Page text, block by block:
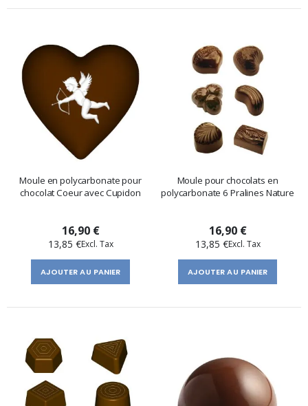
Moule en polycarbonate pour
chocolat Coeur avec Cupidon
16,90 €
13,85 €
AJOUTER AU PANIER
Moule pour chocolats en
polycarbonate 6 Pralines Nature
16,90 €
13,85 €
AJOUTER AU PANIER